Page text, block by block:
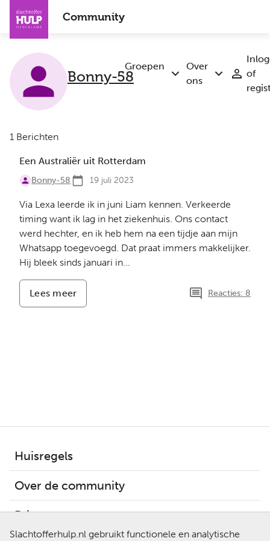
Slachtofferhulp.nl gebruikt functionele en analytische
Overslaan
naar
inhoud
gaan
Community
Groepen
Submenu
Over
ons
Submenu
of
Bonny-58
1 Berichten
Een Australiër uit Rotterdam
Bonny-58 19 juli 2023
Via Lexa leerde ik in juni Liam kennen. Verkeerde
timing want ik lag in het ziekenhuis. Ons contact
werd hechter, en ik heb hem na een tijdje aan mijn
Whatsapp toegevoegd. Dat praat immers makkelijker.
Hij bleek sinds januari in...
Lees meer
Een
Reacties: 8
Huisregels
Over de community
Privacy